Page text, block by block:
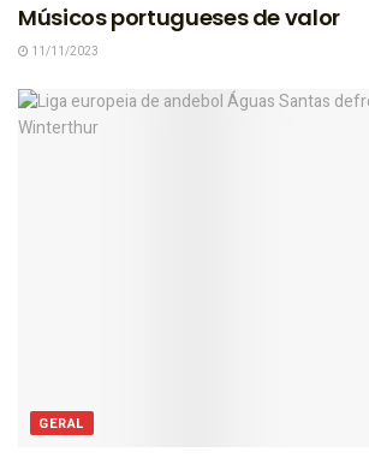
Músicos portugueses de valor
11/11/2023
GERAL